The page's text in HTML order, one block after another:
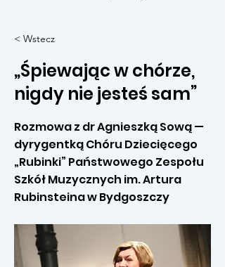
< Wstecz
„Śpiewając w chórze,
nigdy nie jesteś sam”
Rozmowa z dr Agnieszką Sową —
dyrygentką Chóru Dziecięcego
„Rubinki” Państwowego Zespołu
Szkół Muzycznych im. Artura
Rubinsteina w Bydgoszczy